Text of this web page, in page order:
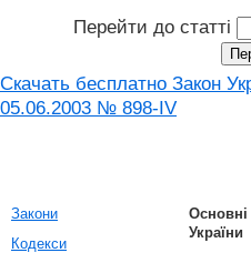
Перейти до статті
Скачать бесплатно Закон
05.06.2003 № 898-IV
Закони
Кодекси
Основні
України